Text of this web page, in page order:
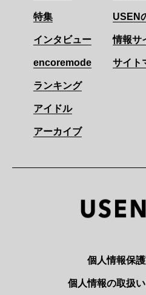
特集
インタビュー
encoremode
ランキング
アイドル
アーカイブ
USEN
情報サ
サイト
個人情報保
個人情報の取扱